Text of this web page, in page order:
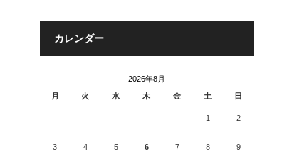
カレンダー
2026年8月
月
火 水 木 金 土 日
1 2
3 4 5 6 7 8 9